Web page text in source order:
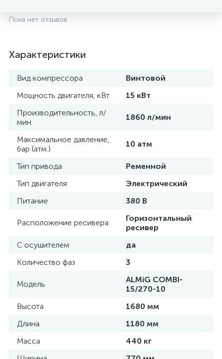
Пока нет отзывов
Характеристики
Вид компрессора
Винтовой
Мощность двигателя, кВт
15 кВт
Производительность, л/
мин
1860 л/мин
Максимальное давление,
бар (атм.)
10 атм
Тип привода
Ременной
Тип двигателя
Электрический
Питание
380 В
Расположение ресивера
Горизонтальный
ресивер
С осушителем
да
Количество фаз
3
Модель
ALMiG COMBI-
15/270-10
Высота
1680 мм
Длина
1180 мм
Масса
440 кг